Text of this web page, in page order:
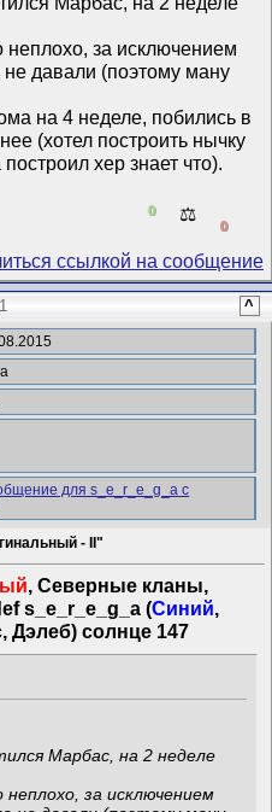
за исключением
не давали (поэтому ману
на 4 неделе, побились в
(хотел построить нычку
хер знает что).
0 ⚖️
0
^
- II"
, Северные кланы,
s_e_r_e_g_a (Синий,
Дэлеб) солнце 147
Марбас, на 2 неделе
за исключением